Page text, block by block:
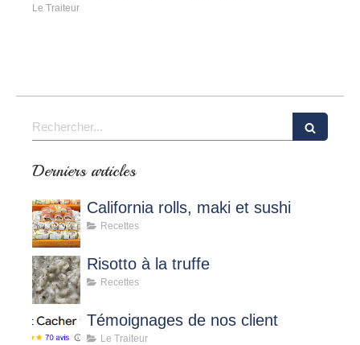
Le Traiteur
Rechercher
Derniers articles
California rolls, maki et sushi
Recettes
Risotto à la truffe
Recettes
Témoignages de nos client
Le Traiteur